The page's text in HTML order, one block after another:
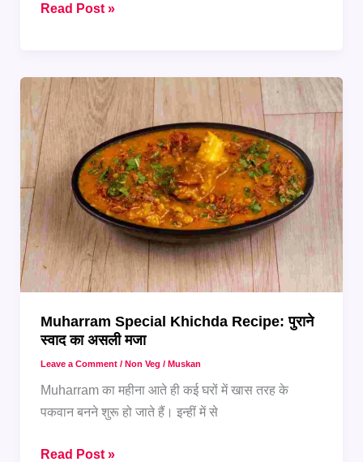
Muharram
बनने
वाली
खास
रेसिपीज़
जो
अब
कम
लोग
जानते
हैं
Read Post »
Muharram Special Khichda Recipe: पुराने
स्वाद का असली मजा
Leave a Comment / Non Veg / Muskan
Muharram का महीना आते ही कई घरों में खास तरह के
पकवान बनने शुरू हो जाते हैं। इन्हीं में से
Muharram
Read Post »